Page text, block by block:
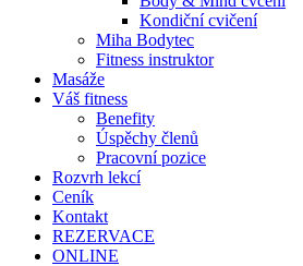
Kondiční cvičení
Miha Bodytec
Fitness instruktor
Masáže
Váš fitness
Benefity
Úspěchy členů
Pracovní pozice
Rozvrh lekcí
Ceník
Kontakt
REZERVACE
ONLINE